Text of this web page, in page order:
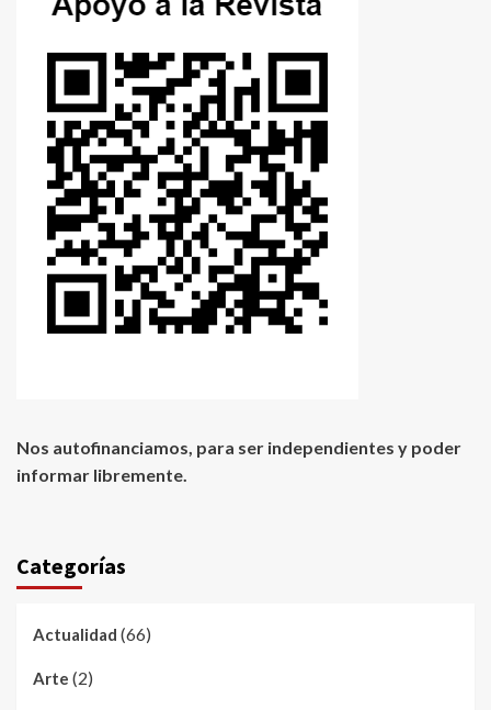
Nos autofinanciamos, para ser independientes y poder
informar libremente.
Categorías
Actualidad (66)
Arte (2)